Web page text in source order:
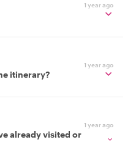
1 year ago
1 year ago
itinerary?
1 year ago
already visited or